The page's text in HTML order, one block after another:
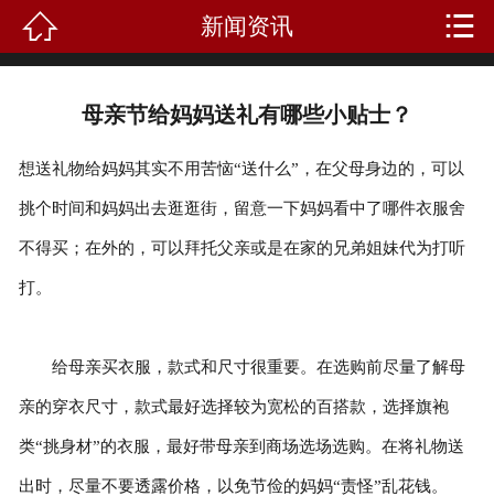
新闻资讯
成功案例
客户留言
人才招聘
联系我们
 新闻资讯 
母亲节给妈妈送礼有哪些小贴士？
想送礼物给妈妈其实不用苦恼“送什么”，在父母身边的，可以
挑个时间和妈妈出去逛逛街，留意一下妈妈看中了哪件衣服舍
不得买；在外的，可以拜托父亲或是在家的兄弟姐妹代为打听
打。
给母亲买衣服，款式和尺寸很重要。在选购前尽量了解母
亲的穿衣尺寸，款式最好选择较为宽松的百搭款，选择旗袍
类“挑身材”的衣服，最好带母亲到商场选场选购。在将礼物送
出时，尽量不要透露价格，以免节俭的妈妈“责怪”乱花钱。